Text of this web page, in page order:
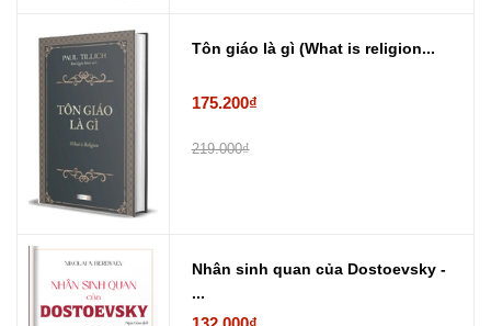
Tôn giáo là gì (What is religion...
175.200₫
219.000₫
Nhân sinh quan của Dostoevsky -
...